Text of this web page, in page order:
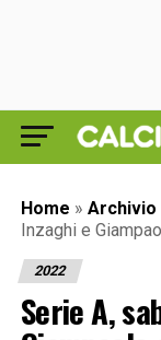
Home » Archivio
Inzaghi e
2022
Serie A,